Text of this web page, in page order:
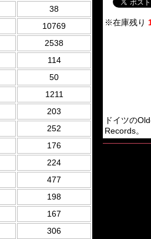
38
10769
2538
114
50
1211
203
252
176
224
477
198
167
306
※在庫残り
ドイツの
Records。